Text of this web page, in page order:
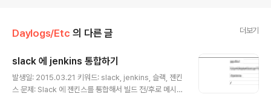
Daylogs/Etc 의 다른 글 더보기
slack 에 jenkins 통합하기
발생일: 2015.03.21 키워드: slack, jenkins, 슬랙, 젠킨
스 문제: Slack 에 젠킨스를 통합해서 빌드 전/후로 메시지